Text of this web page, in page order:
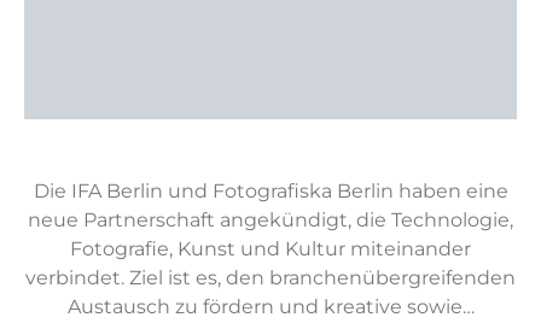
Die IFA Berlin und Fotografiska Berlin haben eine
neue Partnerschaft angekündigt, die Technologie,
Fotografie, Kunst und Kultur miteinander
verbindet. Ziel ist es, den branchenübergreifenden
Austausch zu fördern und kreative sowie…